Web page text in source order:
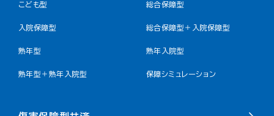
こども型 総合保障型
入院保障型 総合保障型＋入院保障型
熟年型 熟年入院型
熟年型＋熟年入院型 保障シミュレーション